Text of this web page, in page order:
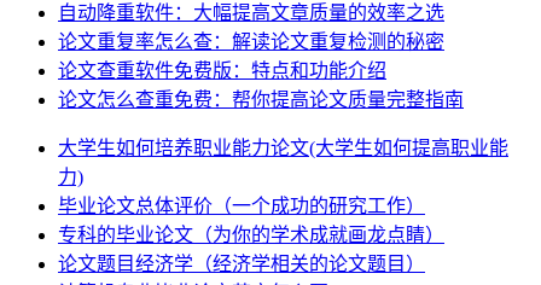
自动降重软件：大幅提高文章质量的效率之选
论文重复率怎么查：解读论文重复检测的秘密
论文查重软件免费版：特点和功能介绍
论文怎么查重免费：帮你提高论文质量完整指南
大学生如何培养职业能力论文(大学生如何提高职业能
力)
毕业论文总体评价（一个成功的研究工作）
专科的毕业论文（为你的学术成就画龙点睛）
论文题目经济学（经济学相关的论文题目）